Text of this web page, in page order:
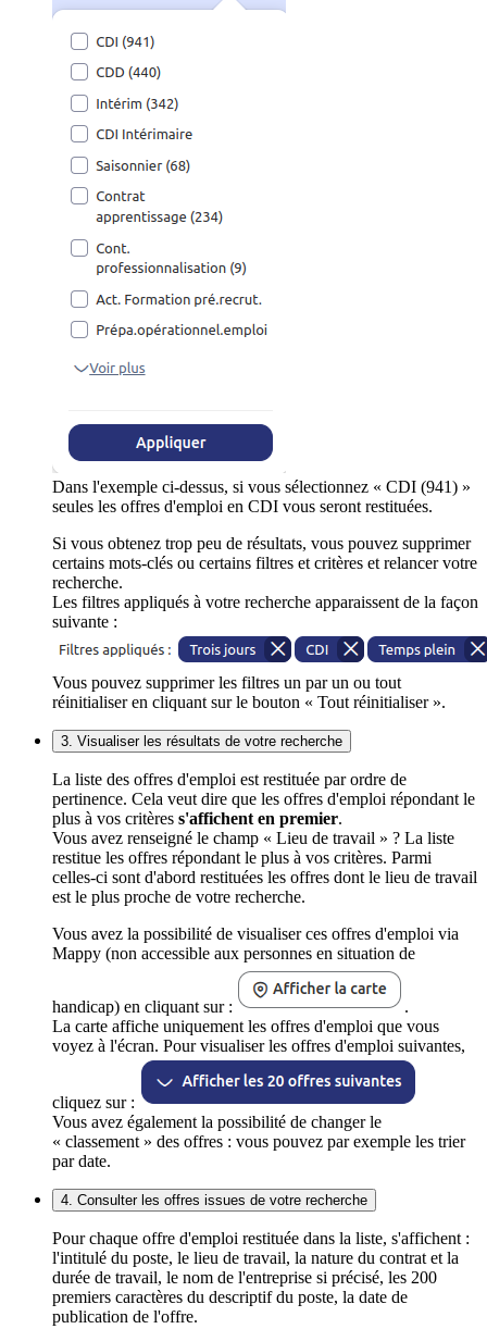
Dans l'exemple ci-dessus, si vous sélectionnez « CDI (941) »
seules les offres d'emploi en CDI vous seront restituées.
Si vous obtenez trop peu de résultats, vous pouvez supprimer
certains mots-clés ou certains filtres et critères et relancer votre
recherche.
Les filtres appliqués à votre recherche apparaissent de la façon
suivante :
Vous pouvez supprimer les filtres un par un ou tout
réinitialiser en cliquant sur le bouton « Tout réinitialiser ».
3. Visualiser les résultats de votre recherche
La liste des offres d'emploi est restituée par ordre de
pertinence. Cela veut dire que les offres d'emploi répondant le
plus à vos critères s'affichent en premier.
Vous avez renseigné le champ « Lieu de travail » ? La liste
restitue les offres répondant le plus à vos critères. Parmi
celles-ci sont d'abord restituées les offres dont le lieu de travail
est le plus proche de votre recherche.
Vous avez la possibilité de visualiser ces offres d'emploi via
Mappy (non accessible aux personnes en situation de
handicap) en cliquant sur :
.
La carte affiche uniquement les offres d'emploi que vous
voyez à l'écran. Pour visualiser les offres d'emploi suivantes,
cliquez sur :
Vous avez également la possibilité de changer le
« classement » des offres : vous pouvez par exemple les trier
par date.
4. Consulter les offres issues de votre recherche
Pour chaque offre d'emploi restituée dans la liste, s'affichent :
l'intitulé du poste, le lieu de travail, la nature du contrat et la
durée de travail, le nom de l'entreprise si précisé, les 200
premiers caractères du descriptif du poste, la date de
publication de l'offre.